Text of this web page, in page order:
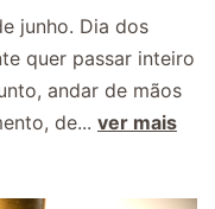
junho. Dia dos
quer passar inteiro
andar de mãos
de... ver mais